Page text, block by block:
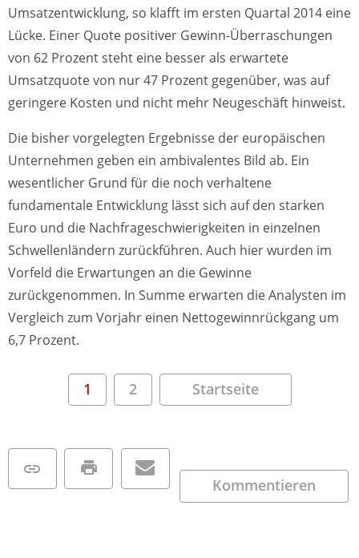
Umsatzentwicklung, so klafft im ersten Quartal 2014 eine
Lücke. Einer Quote positiver Gewinn-Überraschungen
von 62 Prozent steht eine besser als erwartete
Umsatzquote von nur 47 Prozent gegenüber, was auf
geringere Kosten und nicht mehr Neugeschäft hinweist.
Die bisher vorgelegten Ergebnisse der europäischen
Unternehmen geben ein ambivalentes Bild ab. Ein
wesentlicher Grund für die noch verhaltene
fundamentale Entwicklung lässt sich auf den starken
Euro und die Nachfrageschwierigkeiten in einzelnen
Schwellenländern zurückführen. Auch hier wurden im
Vorfeld die Erwartungen an die Gewinne
zurückgenommen. In Summe erwarten die Analysten im
Vergleich zum Vorjahr einen Nettogewinnrückgang um
6,7 Prozent.
1 2 Startseite
Kommentieren